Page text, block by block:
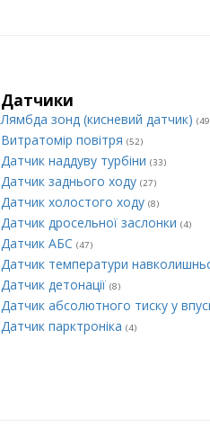
Датчики
Лямбда зонд (кисневий датчик)
Витратомір повітря (52)
Датчик наддуву турбіни (33)
Датчик заднього ходу (27)
Датчик холостого ходу (8)
Датчик дросельної заслонки (4)
Датчик АБС (47)
Датчик температури
Датчик детонації (8)
Датчик абсолютного тиску у
Датчик парктроніка (4)